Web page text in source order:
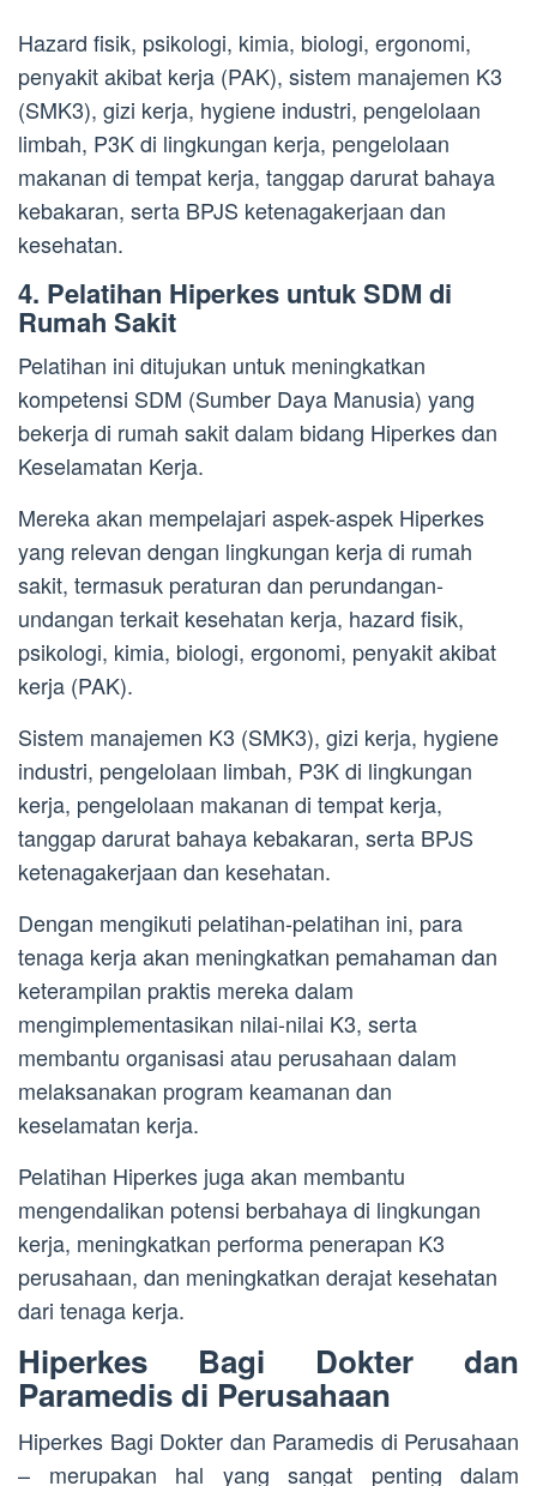
Hazard fisik, psikologi, kimia, biologi, ergonomi,
penyakit akibat kerja (PAK), sistem manajemen K3
(SMK3), gizi kerja, hygiene industri, pengelolaan
limbah, P3K di lingkungan kerja, pengelolaan
makanan di tempat kerja, tanggap darurat bahaya
kebakaran, serta BPJS ketenagakerjaan dan
kesehatan.
4. Pelatihan Hiperkes untuk SDM di
Rumah Sakit
Pelatihan ini ditujukan untuk meningkatkan
kompetensi SDM (Sumber Daya Manusia) yang
bekerja di rumah sakit dalam bidang Hiperkes dan
Keselamatan Kerja.
Mereka akan mempelajari aspek-aspek Hiperkes
yang relevan dengan lingkungan kerja di rumah
sakit, termasuk peraturan dan perundangan-
undangan terkait kesehatan kerja, hazard fisik,
psikologi, kimia, biologi, ergonomi, penyakit akibat
kerja (PAK).
Sistem manajemen K3 (SMK3), gizi kerja, hygiene
industri, pengelolaan limbah, P3K di lingkungan
kerja, pengelolaan makanan di tempat kerja,
tanggap darurat bahaya kebakaran, serta BPJS
ketenagakerjaan dan kesehatan.
Dengan mengikuti pelatihan-pelatihan ini, para
tenaga kerja akan meningkatkan pemahaman dan
keterampilan praktis mereka dalam
mengimplementasikan nilai-nilai K3, serta
membantu organisasi atau perusahaan dalam
melaksanakan program keamanan dan
keselamatan kerja.
Pelatihan Hiperkes juga akan membantu
mengendalikan potensi berbahaya di lingkungan
kerja, meningkatkan performa penerapan K3
perusahaan, dan meningkatkan derajat kesehatan
dari tenaga kerja.
Hiperkes Bagi Dokter dan
Paramedis di Perusahaan
Hiperkes Bagi Dokter dan Paramedis di Perusahaan
– merupakan hal yang sangat penting dalam